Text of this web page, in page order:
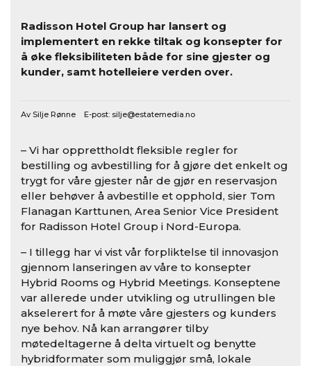
Radisson Hotel Group har lansert og
implementert en rekke tiltak og konsepter for
å øke fleksibiliteten både for sine gjester og
kunder, samt hotelleiere verden over.
Av Silje Rønne E-post: silje@estatemedia.no
– Vi har opprettholdt fleksible regler for
bestilling og avbestilling for å gjøre det enkelt og
trygt for våre gjester når de gjør en reservasjon
eller behøver å avbestille et opphold, sier Tom
Flanagan Karttunen, Area Senior Vice President
for Radisson Hotel Group i Nord-Europa.
– I tillegg har vi vist vår forpliktelse til innovasjon
gjennom lanseringen av våre to konsepter
Hybrid Rooms og Hybrid Meetings. Konseptene
var allerede under utvikling og utrullingen ble
akselerert for å møte våre gjesters og kunders
nye behov. Nå kan arrangører tilby
møtedeltagerne å delta virtuelt og benytte
hybridformater som muliggjør små, lokale